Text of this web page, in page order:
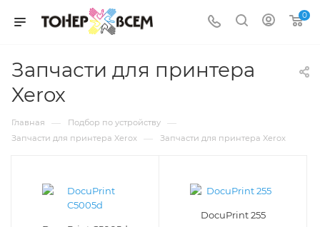
0
Запчасти для принтера
Xerox
Главная — Подбор по устройству —
Запчасти для принтера Xerox — Запчасти для принтера Xerox
DocuPrint 255